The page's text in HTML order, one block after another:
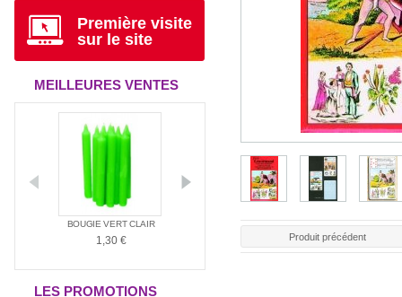
Première visite
sur le site
MEILLEURES VENTES
BOUGIE VERT CLAIR
1,30 €
BOUGIE ROUGE BOUGIE
1,30 €
LES PROMOTIONS
Produit précédent